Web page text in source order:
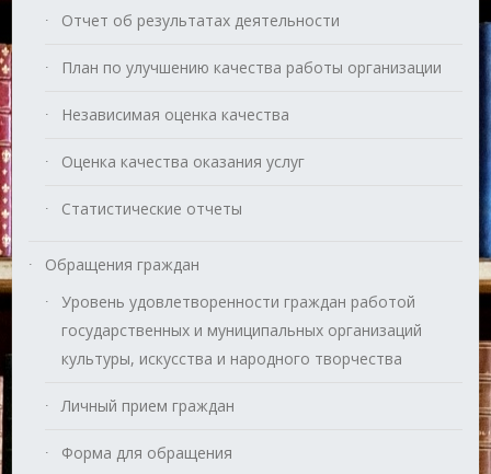
Отчет об результатах деятельности
План по улучшению качества работы организации
Независимая оценка качества
Оценка качества оказания услуг
Статистические отчеты
Обращения граждан
Уровень удовлетворенности граждан работой
государственных и муниципальных организаций
культуры, искусства и народного творчества
Личный прием граждан
Форма для обращения